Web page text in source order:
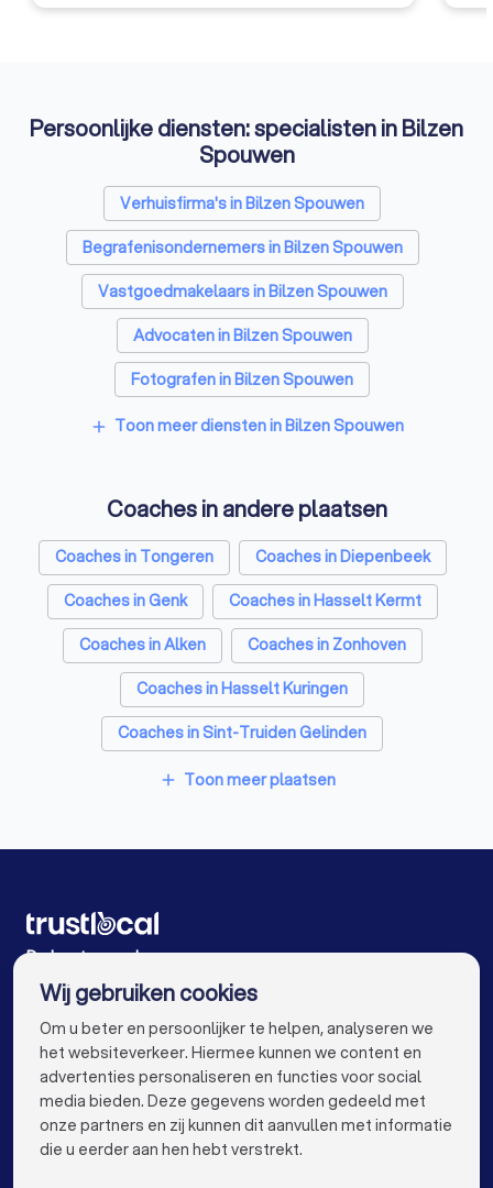
Persoonlijke diensten: specialisten in Bilzen
Spouwen
Verhuisfirma's in Bilzen Spouwen
Begrafenisondernemers in Bilzen Spouwen
Vastgoedmakelaars in Bilzen Spouwen
Advocaten in Bilzen Spouwen
Fotografen in Bilzen Spouwen
Rijscholen in Bilzen Spouwen
Psychologen in Bilzen Spouwen
Relatietherapeut in Bilzen Spouwen
Reisbureaus in Bilzen Spouwen
Personal trainers in Bilzen Spouwen
add Toon meer diensten in Bilzen Spouwen
Coaches in andere plaatsen
Coaches in Tongeren
Coaches in Diepenbeek
Coaches in Genk
Coaches in Hasselt Kermt
Coaches in Alken
Coaches in Zonhoven
Coaches in Hasselt Kuringen
Coaches in Sint-Truiden Gelinden
Coaches in Heusden-Zolder
Coaches in Brugge
Coaches in Aalst
Coaches in Mechelen
Coaches in Kortrijk
Coaches in Sint-Niklaas
Coaches in Roeselare
Coaches in Beveren
Coaches in Dendermonde
Coaches in Beringen
Coaches in Turnhout
add Toon meer plaatsen
De beste coaches voor u
VOOR PARTICULIEREN keyboard_arrow_down
Wij gebruiken cookies
Om u beter en persoonlijker te helpen, analyseren we
het websiteverkeer. Hiermee kunnen we content en
advertenties personaliseren en functies voor social
media bieden. Deze gegevens worden gedeeld met
onze partners en zij kunnen dit aanvullen met informatie
die u eerder aan hen hebt verstrekt.